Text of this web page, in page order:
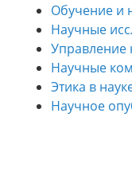
Обучение и
Научные
Управление
Научные
Этика в
Научное